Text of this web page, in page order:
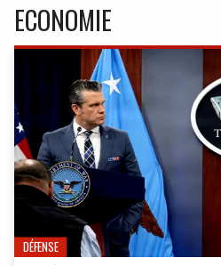
ECONOMIE
DÉFENSE